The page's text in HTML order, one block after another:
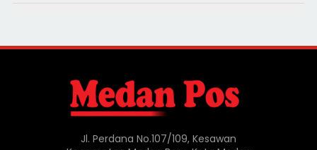
Jl. Perdana No.107/109, Kesawan